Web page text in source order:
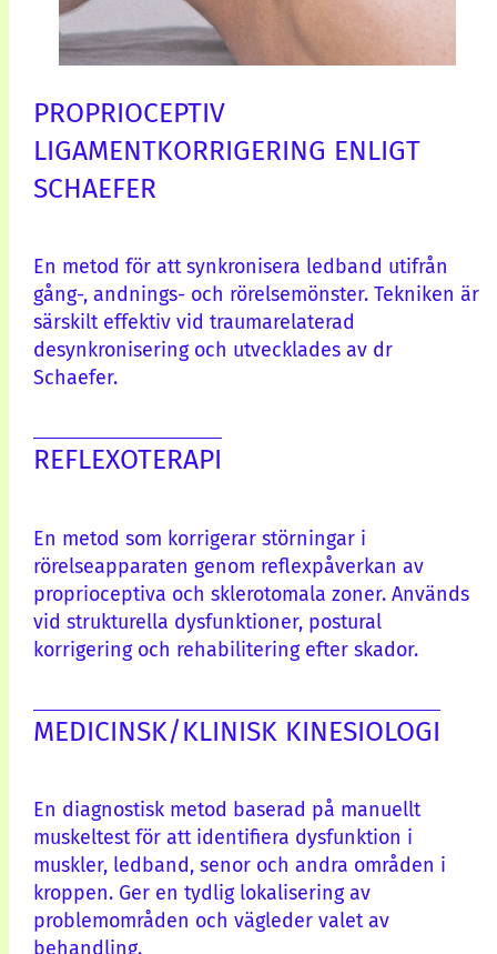
PROPRIOCEPTIV
LIGAMENTKORRIGERING ENLIGT
SCHAEFER
En metod för att synkronisera ledband utifrån
gång-, andnings- och rörelsemönster. Tekniken är
särskilt effektiv vid traumarelaterad
desynkronisering och utvecklades av dr
Schaefer.
REFLEXOTERAPI
En metod som korrigerar störningar i
rörelseapparaten genom reflexpåverkan av
proprioceptiva och sklerotomala zoner. Används
vid strukturella dysfunktioner, postural
korrigering och rehabilitering efter skador.
MEDICINSK/KLINISK KINESIOLOGI
En diagnostisk metod baserad på manuellt
muskeltest för att identifiera dysfunktion i
muskler, ledband, senor och andra områden i
kroppen. Ger en tydlig lokalisering av
problemområden och vägleder valet av
behandling.